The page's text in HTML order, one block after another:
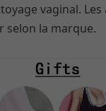
vaginal. Les
selon la marque.